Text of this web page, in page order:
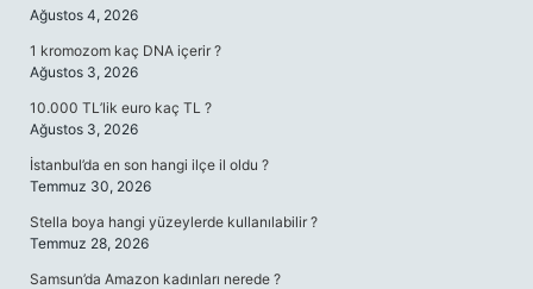
Ağustos 4, 2026
1 kromozom kaç DNA içerir ?
Ağustos 3, 2026
10.000 TL’lik euro kaç TL ?
Ağustos 3, 2026
İstanbul’da en son hangi ilçe il oldu ?
Temmuz 30, 2026
Stella boya hangi yüzeylerde kullanılabilir ?
Temmuz 28, 2026
Samsun’da Amazon kadınları nerede ?